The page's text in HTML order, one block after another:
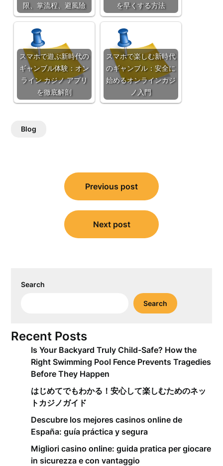
限、掌流程、避風險
を早くする方法
スマホで遊ぶ新時代の
ギャンブル体験：オン
ライン カジノ アプリ
を徹底解剖
スマホで楽しむ新時代
のギャンブル：安全に
始めるオンラインカジ
ノ入門
Blog
navigation
Previous post
Next post
Search
Search
Recent Posts
Is Your Backyard Truly Child-Safe? How the
Right Swimming Pool Fence Prevents Tragedies
Before They Happen
はじめてでもわかる！安心して楽しむためのネッ
トカジノガイド
Descubre los mejores casinos online de
España: guía práctica y segura
Migliori casino online: guida pratica per giocare
in sicurezza e con vantaggio